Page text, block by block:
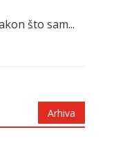
što sam...
Arhiva